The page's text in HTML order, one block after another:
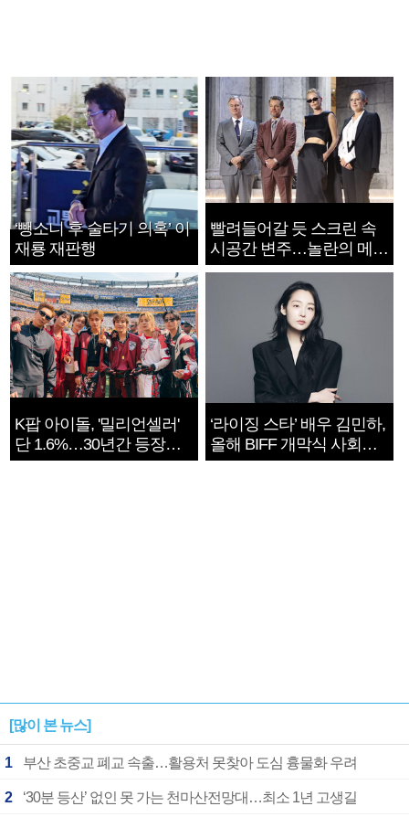
‘뺑소니 후 술타기 의혹’ 이
재룡 재판행
빨려들어갈 듯 스크린 속
시공간 변주…놀란의 메시
지는 ‘전쟁 속죄’
K팝 아이돌, '밀리언셀러'
단 1.6%…30년간 등장
1182개팀 전수조사
‘라이징 스타’ 배우 김민하,
올해 BIFF 개막식 사회자
확정
[많이 본 뉴스]
1 부산 초중교 폐교 속출…활용처 못찾아 도심 흉물화 우려
2 ‘30분 등산’ 없인 못 가는 천마산전망대…최소 1년 고생길